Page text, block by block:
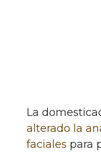
La
alterado la
faciales para